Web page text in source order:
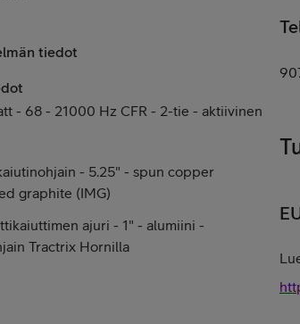
tiedot
- 68 - 21000 Hz CFR - 2-tie - aktiivinen
- 5.25" - spun copper
graphite (IMG)
ajuri - 1" - alumiini -
Tractrix Hornilla